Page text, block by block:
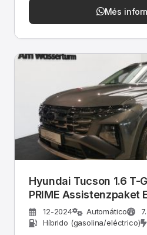
Més
Hyundai Tucson 1.6 T-
PRIME Assistenzpaket
12-2024 Automático
Híbrido (gasolina/eléctrico)